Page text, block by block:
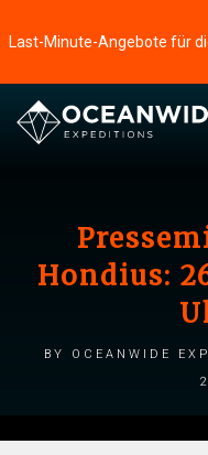
Hondius:
by Oceanwide